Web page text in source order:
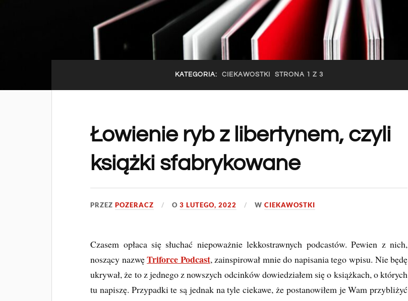
KATEGORIA: CIEKAWOSTKI STRONA 1 Z 3
Łowienie ryb z libertynem, czyli
książki sfabrykowane
PRZEZPOZERACZ O3 LUTEGO, 2022 WCIEKAWOSTKI
Czasem opłaca się słuchać niepoważnie lekkostrawnych podcastów. Pewien z nich,
noszący nazwęTriforce Podcast, zainspirował mnie do napisania tego wpisu. Nie będę
ukrywał, że to z jednego z nowszych odcinków dowiedziałem się o książkach, o których
tu napiszę. Przypadki te są jednak na tyle ciekawe, że postanowiłem je Wam przybliżyć